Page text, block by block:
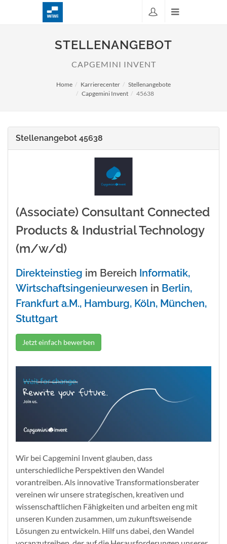
STELLENANGEBOT
CAPGEMINI INVENT
Home Karrierecenter
Stellenangebote
Capgemini Invent
45638
Stellenangebot 45638
(Associate) Consultant Connected
Products & Industrial Technology
(m/w/d)
Direkteinstieg im Bereich Informatik,
Wirtschaftsingenieurwesen in Berlin,
Frankfurt a.M., Hamburg, Köln, München,
Stuttgart
Jetzt einfach bewerben
Wir bei Capgemini Invent glauben, dass
unterschiedliche Perspektiven den Wandel
vorantreiben. Als innovative Transformationsberater
vereinen wir unsere strategischen, kreativen und
wissenschaftlichen Fähigkeiten und arbeiten eng mit
unseren Kunden zusammen, um zukunftsweisende
Lösungen zu entwickeln. Hilf uns dabei, den Wandel